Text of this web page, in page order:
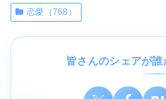
恋愛（768）
皆さんのシェアが